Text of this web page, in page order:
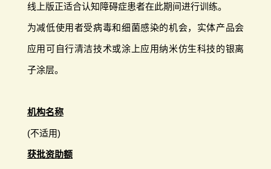
线上版正适合认知障碍症患者在此期间进行训练。
为减低使用者受病毒和细菌感染的机会，实体产品会
应用可自行清洁技术或涂上应用纳米仿生科技的银离
子涂层。
机构名称
(不适用)
获批资助额